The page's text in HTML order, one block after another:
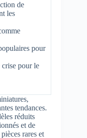
de
les
pour
crise pour le
tendances.
réduits
et de
rares et